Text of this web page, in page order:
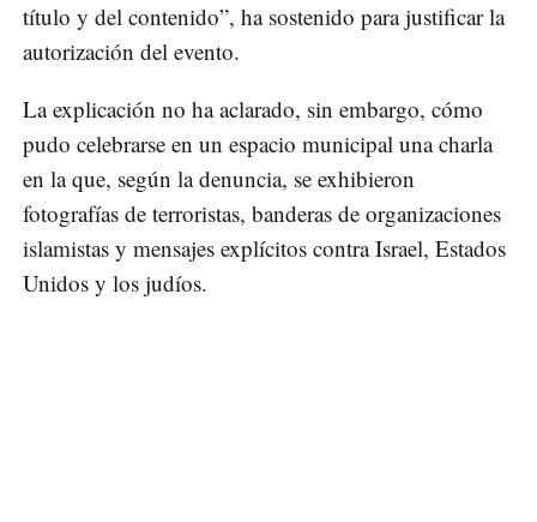
título y del contenido”, ha sostenido para justificar la
autorización del evento.
La explicación no ha aclarado, sin embargo, cómo
pudo celebrarse en un espacio municipal una charla
en la que, según la denuncia, se exhibieron
fotografías de terroristas, banderas de organizaciones
islamistas y mensajes explícitos contra Israel, Estados
Unidos y los judíos.